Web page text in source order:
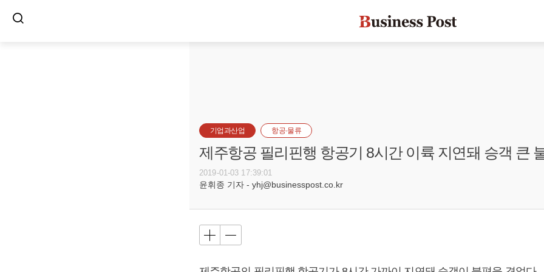
기업과산업 항공·물류
제주항공 필리핀행 항공기 8시간 이륙 지연돼 승객 큰
2019-01-03 17:39:01
윤휘종 기자 - yhj@businesspost.co.kr